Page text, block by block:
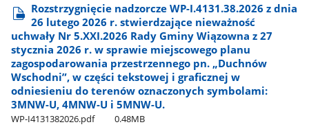
Rozstrzygnięcie nadzorcze WP-I.4131.38.2026 z dnia
26 lutego 2026 r. stwierdzające nieważność
uchwały Nr 5.XXI.2026 Rady Gminy Wiązowna z 27
stycznia 2026 r. w sprawie miejscowego planu
zagospodarowania przestrzennego pn. „Duchnów
Wschodni”, w części tekstowej i graficznej w
odniesieniu do terenów oznaczonych symbolami:
3MNW-U, 4MNW-U i 5MNW-U.
WP-I4131382026.pdf 0.48MB